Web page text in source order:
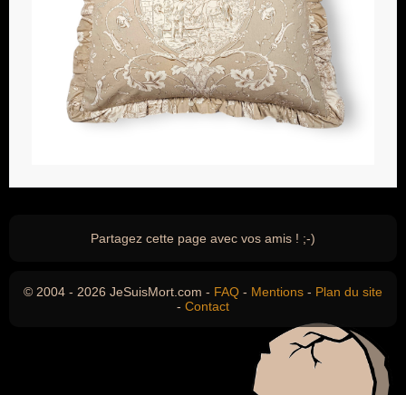
Partagez cette page avec vos amis ! ;-)
© 2004 - 2026 JeSuisMort.com - FAQ - Mentions - Plan du site
- Contact